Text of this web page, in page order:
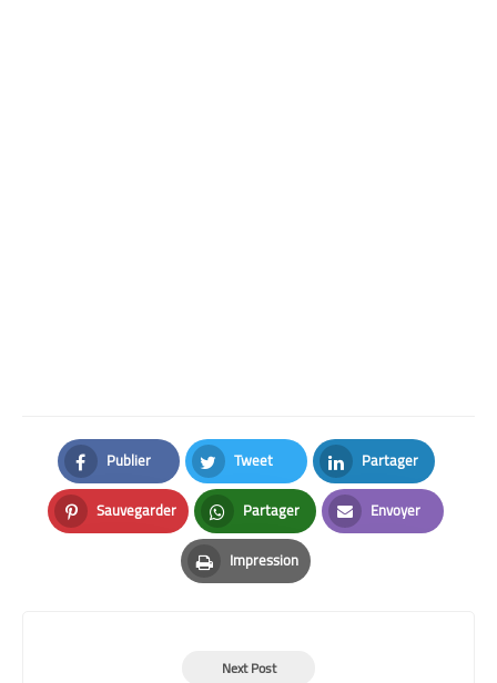
Publier
Facebook
Tweet
Twitter
Partager
LinkedIn
Sauvegarder
Pinterest
Partager
Whatsapp
Envoyer
Email
Impression
Print
Next Post